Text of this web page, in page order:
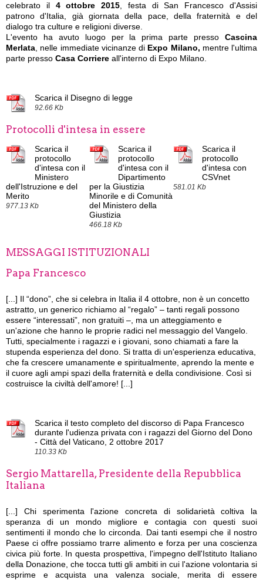
celebrato il 4 ottobre 2015 , festa di San Francesco d'Assisi
patrono d'Italia, già giornata della pace, della fraternità e del
dialogo tra culture e religioni diverse.
L'evento ha avuto luogo per la prima parte presso Cascina
Merlata nelle immediate vicinanze di Expo Milano, mentre l'ultima
parte presso Casa Corriere all'interno di Expo Milano.
Scarica il Disegno di legge
92.66 Kb
Protocolli d'intesa in essere
Scarica il
protocollo
d'intesa con il
Ministero
dell'Istruzione e del
Merito
977.13 Kb
Scarica il
protocollo
d'intesa con il
Dipartimento
per la Giustizia
Minorile e di Comunità
del Ministero della
Giustizia
466.18 Kb
Scarica il
protocollo
d'intesa con
CSVnet
581.01 Kb
MESSAGGI ISTITUZIONALI
Papa Francesco
[...] Il “dono”, che si celebra in Italia il 4 ottobre, non è un concetto
astratto, un generico richiamo al “regalo” – tanti regali possono
essere “interessati”, non gratuiti –, ma un atteggiamento e
un'azione che hanno le proprie radici nel messaggio del Vangelo.
Tutti, specialmente i ragazzi e i giovani, sono chiamati a fare la
stupenda esperienza del dono. Si tratta di un'esperienza educativa,
che fa crescere umanamente e spiritualmente, aprendo la mente e
il cuore agli ampi spazi della fraternità e della condivisione. Così si
costruisce la civiltà dell'amore! [...]
Scarica il testo completo del discorso di Papa Francesco
durante l'udienza privata con i ragazzi del Giorno del Dono
- Città del Vaticano, 2 ottobre 2017
110.33 Kb
Sergio Mattarella, Presidente della Repubblica
Italiana
[...] Chi sperimenta l'azione concreta di solidarietà coltiva la
speranza di un mondo migliore e contagia con questi suoi
sentimenti il mondo che lo circonda. Dai tanti esempi che il nostro
Paese ci offre possiamo trarre alimento e forza per una coscienza
civica più forte. In questa prospettiva, l'impegno dell'Istituto Italiano
della Donazione, che tocca tutti gli ambiti in cui l'azione volontaria si
esprime e acquista una valenza sociale, merita di essere